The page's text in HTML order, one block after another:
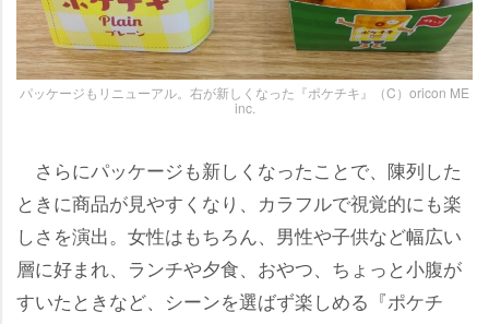
パッケージもリニューアル。右が新しくなった『ポケチキ』（C）oricon ME
inc.
さらにパッケージも新しくなったことで、陳列した
ときに商品が見やすくなり、カラフルで視覚的にも楽
しさを演出。女性はもちろん、男性や子供など幅広い
層に好まれ、ランチや夕食、おやつ、ちょっと小腹が
すいたときなど、シーンを選ばず楽しめる『ポケチ